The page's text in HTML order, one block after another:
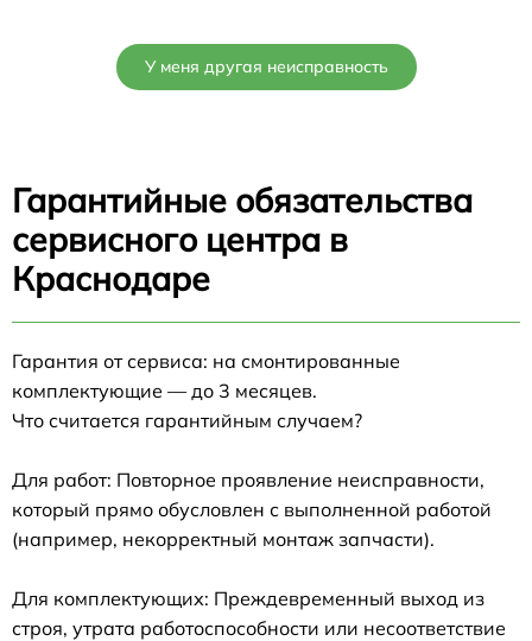
У меня другая неисправность
Гарантийные обязательства
сервисного центра в
Краснодаре
Гарантия от сервиса: на смонтированные
комплектующие — до 3 месяцев.
Что считается гарантийным случаем?
Для работ: Повторное проявление неисправности,
который прямо обусловлен с выполненной работой
(например, некорректный монтаж запчасти).
Для комплектующих: Преждевременный выход из
строя, утрата работоспособности или несоответствие